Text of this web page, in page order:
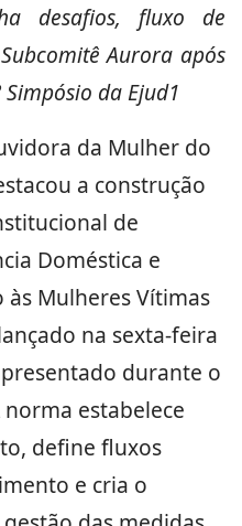
desafios, fluxo de
Aurora após
da Ejud1
da Mulher do
a construção
de
Doméstica e
Mulheres Vítimas
na sexta-feira
durante o
norma estabelece
define fluxos
e cria o